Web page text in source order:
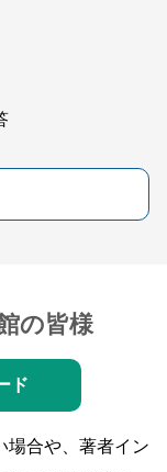
の皆様
ド
場合や、著者イン